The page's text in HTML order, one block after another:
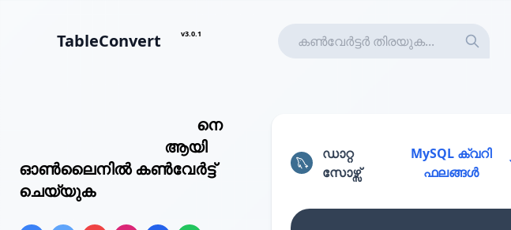
TableConvert v3.0.1
നെ
ആയി
ഓൺലൈനിൽ കൺവേർട്ട്
ചെയ്യുക
ഡാറ്റ
സോഴ്സ്
MySQL ക്വറി
ഫലങ്ങൾ